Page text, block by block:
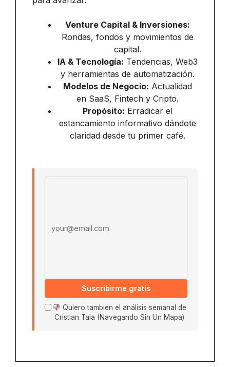
Venture Capital & Inversiones:
Rondas, fondos y movimientos de
capital.
IA & Tecnología: Tendencias, Web3
y herramientas de automatización.
Modelos de Negocio: Actualidad
en SaaS, Fintech y Cripto.
Propósito: Erradicar el
estancamiento informativo dándote
claridad desde tu primer café.
Suscribirme gratis
Quiero también el análisis semanal de
Cristian Tala (Navegando Sin Un Mapa)